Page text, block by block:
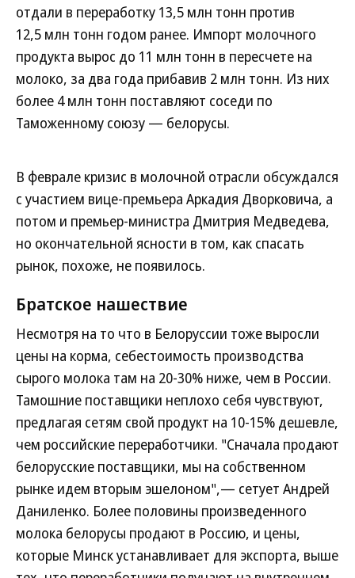
отдали в переработку 13,5 млн тонн против
12,5 млн тонн годом ранее. Импорт молочного
продукта вырос до 11 млн тонн в пересчете на
молоко, за два года прибавив 2 млн тонн. Из них
более 4 млн тонн поставляют соседи по
Таможенному союзу — белорусы.
В феврале кризис в молочной отрасли обсуждался
с участием вице-премьера Аркадия Дворковича, а
потом и премьер-министра Дмитрия Медведева,
но окончательной ясности в том, как спасать
рынок, похоже, не появилось.
Братское нашествие
Несмотря на то что в Белоруссии тоже выросли
цены на корма, себестоимость производства
сырого молока там на 20-30% ниже, чем в России.
Тамошние поставщики неплохо себя чувствуют,
предлагая сетям свой продукт на 10-15% дешевле,
чем российские переработчики. "Сначала продают
белорусские поставщики, мы на собственном
рынке идем вторым эшелоном",— сетует Андрей
Даниленко. Более половины произведенного
молока белорусы продают в Россию, и цены,
которые Минск устанавливает для экспорта, выше